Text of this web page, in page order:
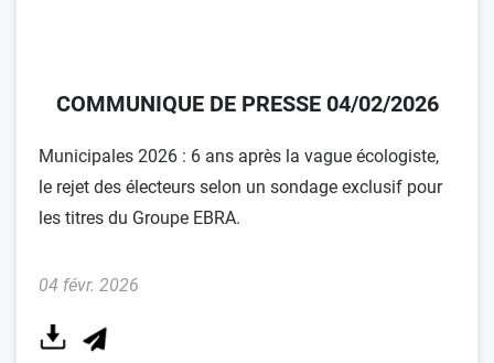
COMMUNIQUE DE PRESSE 04/02/2026
Municipales 2026 : 6 ans après la vague écologiste,
le rejet des électeurs selon un sondage exclusif pour
les titres du Groupe EBRA.
04 févr. 2026